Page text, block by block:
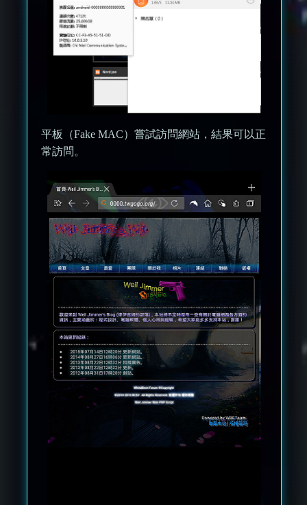
平板（Fake MAC）嘗試訪問網站，結果可以正
常訪問。